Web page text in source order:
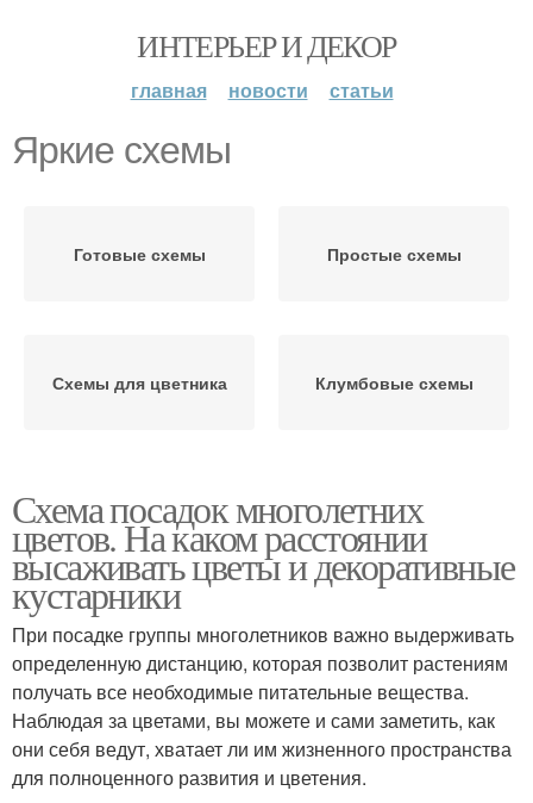
ИНТЕРЬЕР И ДЕКОР
главная новости статьи
Яркие схемы
Готовые схемы Простые схемы
Схемы для цветника Клумбовые схемы
Схема посадок многолетних
цветов. На каком расстоянии
высаживать цветы и декоративные
кустарники
При посадке группы многолетников важно выдерживать
определенную дистанцию, которая позволит растениям
получать все необходимые питательные вещества.
Наблюдая за цветами, вы можете и сами заметить, как
они себя ведут, хватает ли им жизненного пространства
для полноценного развития и цветения.